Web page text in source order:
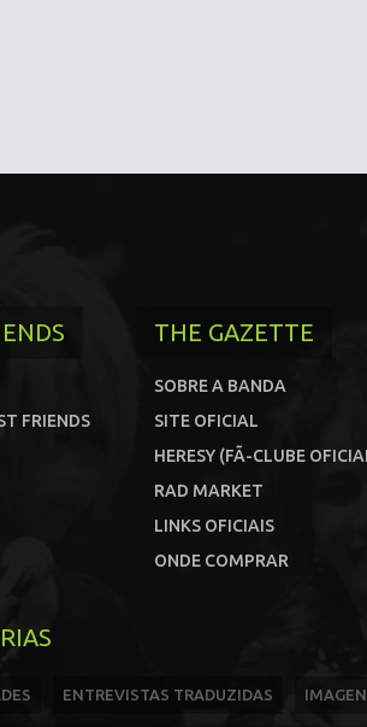
FRIENDS
THE GAZETTE
SOBRE A BANDA
SITE OFICIAL
HERESY (FÃ-CLUBE
RAD MARKET
LINKS OFICIAIS
ONDE COMPRAR
ENTREVISTAS TRADUZIDAS